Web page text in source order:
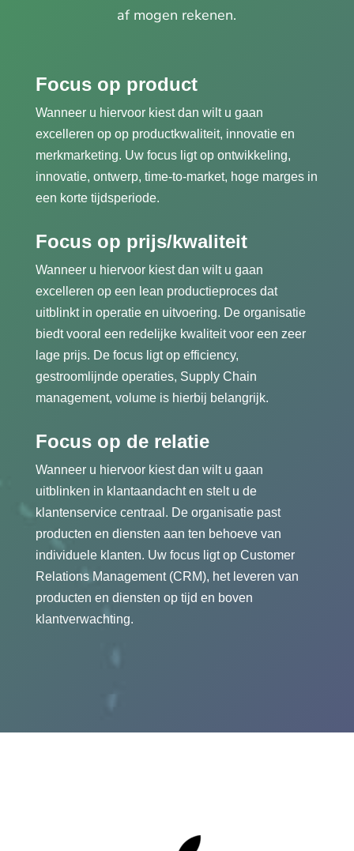
af mogen rekenen.
Focus op product
Wanneer u hiervoor kiest dan wilt u gaan
excelleren op op productkwaliteit, innovatie en
merkmarketing. Uw focus ligt op ontwikkeling,
innovatie, ontwerp, time-to-market, hoge marges in
een korte tijdsperiode.
Focus op prijs/kwaliteit
Wanneer u hiervoor kiest dan wilt u gaan
excelleren op een lean productieproces dat
uitblinkt in operatie en uitvoering. De organisatie
biedt vooral een redelijke kwaliteit voor een zeer
lage prijs. De focus ligt op efficiency,
gestroomlijnde operaties, Supply Chain
management, volume is hierbij belangrijk.
Focus op de relatie
Wanneer u hiervoor kiest dan wilt u gaan
uitblinken in klantaandacht en stelt u de
klantenservice centraal. De organisatie past
producten en diensten aan ten behoeve van
individuele klanten. Uw focus ligt op Customer
Relations Management (CRM), het leveren van
producten en diensten op tijd en boven
klantverwachting.